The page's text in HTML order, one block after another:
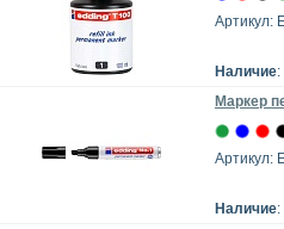
Артикул:
Наличие
Маркер
Артикул:
Наличие